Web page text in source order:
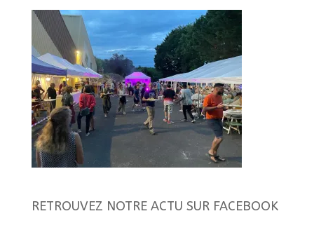
RETROUVEZ NOTRE ACTU SUR FACEBOOK